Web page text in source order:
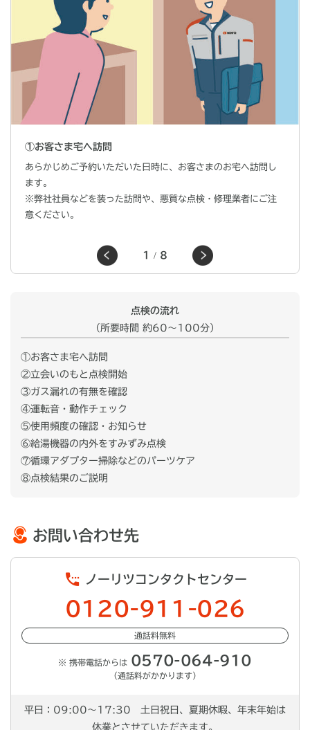
①お客さま宅へ訪問
あらかじめご予約いただいた日時に、お客さまのお宅へ訪問し
ます。
※弊社社員などを装った訪問や、悪質な点検・修理業者にご注
意ください。
1 / 8
点検の流れ
（所要時間 約60〜100分）
①お客さま宅へ訪問
②立会いのもと点検開始
③ガス漏れの有無を確認
④運転音・動作チェック
⑤使用頻度の確認・お知らせ
⑥給湯機器の内外をすみずみ点検
⑦循環アダプター掃除などのパーツケア
⑧点検結果のご説明
お問い合わせ先
ノーリツコンタクトセンター
0120-911-026
通話料無料
※ 携帯電話からは 0570-064-910
（通話料がかかります）
平日：09:00～17:30 土日祝日、夏期休暇、年末年始は
休業とさせていただきます。